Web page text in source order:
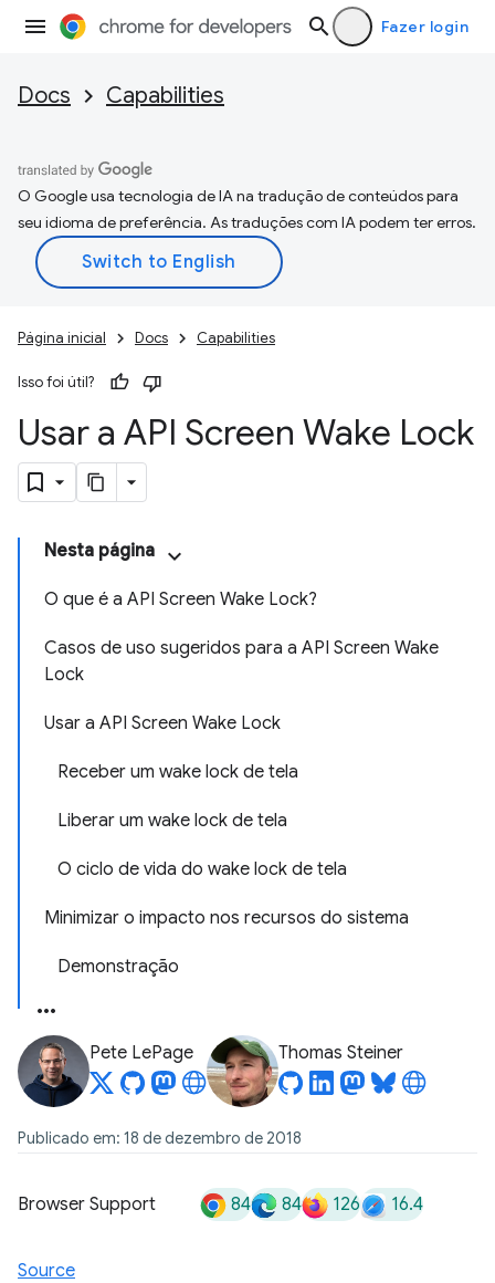
Fazer login
Docs Capabilities
O Google usa tecnologia de IA na tradução de conteúdos para
seu idioma de preferência. As traduções com IA podem ter erros.
Página inicial Docs Capabilities
Isso foi útil?
Usar a API Screen Wake Lock
Nesta página
O que é a API Screen Wake Lock?
Casos de uso sugeridos para a API Screen Wake
Lock
Usar a API Screen Wake Lock
Receber um wake lock de tela
Liberar um wake lock de tela
O ciclo de vida do wake lock de tela
Minimizar o impacto nos recursos do sistema
Demonstração
Pete LePage Thomas Steiner
Publicado em: 18 de dezembro de 2018
Browser Support 84 84 126 16.4
Source